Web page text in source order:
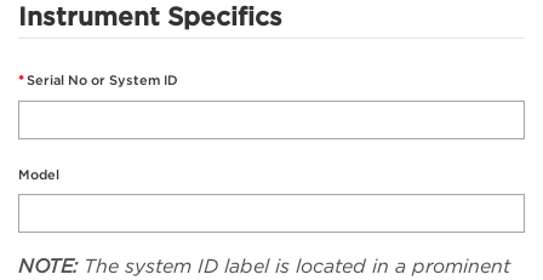
Instrument Specifics
Serial No or System ID
Model
NOTE: The system ID label is located in a prominent